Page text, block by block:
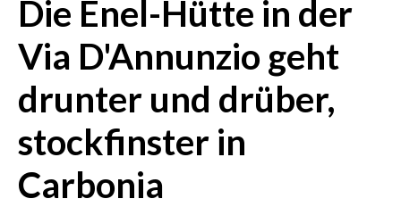
CRONACA
ITALIA
MONDO
POLITICA
ECONOMIA
Die Enel-Hütte in der
Via D'Annunzio geht
drunter und drüber,
stockfinster in
Carbonia